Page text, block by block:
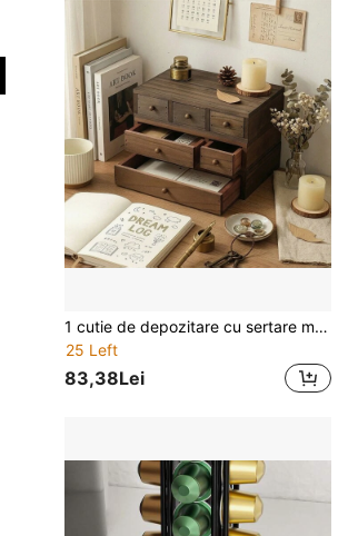
1 cutie de depozitare cu sertare multistrat, poate clasifica și depozita articole de papetărie, bijuterii, obiecte mici, partea de sus poate expune obiecte decorative. Potrivită pentru organizarea articolelor de papetărie pe birou, depozitarea cosmeticelor pe măsuța de toaletă, depozitarea obiectelor mici pe măsuța de cafea din sufragerie, stilul vintage combină depozitarea și decorarea, potrivită pentru organizarea biroului în spații mici.
25 Left
83,38Lei